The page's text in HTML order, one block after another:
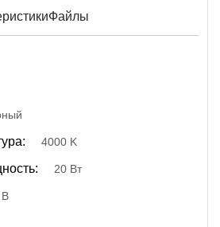
Файлы
4000 K
20 Вт
В